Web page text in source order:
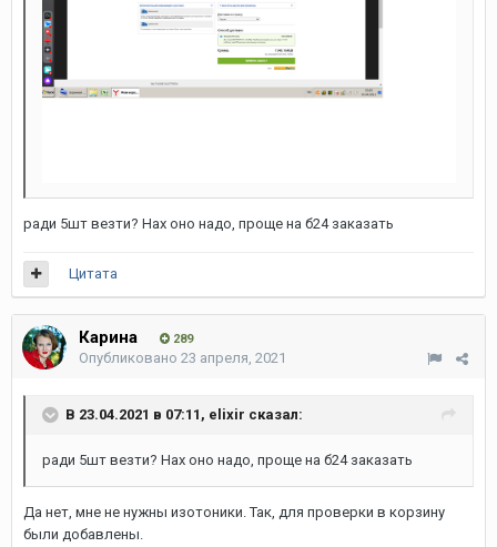
ради 5шт везти? Нах оно надо, проще на б24 заказать
Цитата
Карина 289
Опубликовано 23 апреля, 2021
В 23.04.2021 в 07:11, elixir сказал:
ради 5шт везти? Нах оно надо, проще на б24 заказать
Да нет, мне не нужны изотоники. Так, для проверки в корзину
были добавлены.